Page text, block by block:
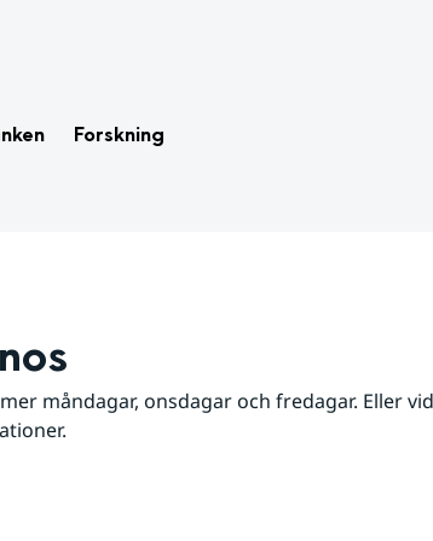
Forskning
måndagar, onsdagar och fredagar. Eller